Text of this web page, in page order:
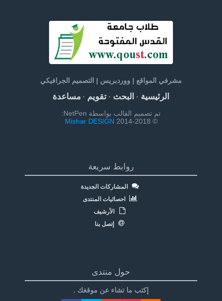
مشرفي المواقع | ووردبريس | التصميم الجرافيكي
الرئيسية· البحث· تقويم· مساعدة
تم تصميم القالب بواسطة NetPen:
© 2014-2018
Mishar DESIGN
روابط سريعة
المشاركات الجديدة
احصائيات المنتدى
الأرشيف
إتصل بنا
حول منتدى
إكتب ما تشاء عن موقغك .